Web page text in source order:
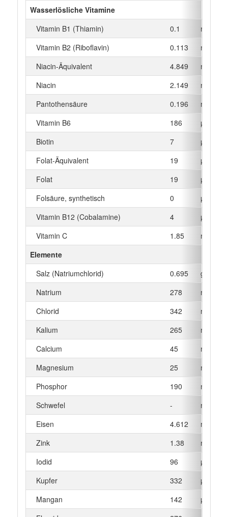
Wasserlösliche Vitamine
Vitamin B1 (Thiamin)
0.1
mg
Vitamin B2 (Riboflavin)
0.113
mg
Niacin-Äquivalent
4.849
mg
Niacin
2.149
mg
Pantothensäure
0.196
mg
Vitamin B6
186
µg
Biotin
7
µg
Folat-Äquivalent
19
µg
Folat
19
µg
Folsäure, synthetisch
0
µg
Vitamin B12 (Cobalamine)
4
µg
Vitamin C
1.85
mg
Elemente
Salz (Natriumchlorid)
0.695
g
Natrium
278
mg
Chlorid
342
mg
Kalium
265
mg
Calcium
45
mg
Magnesium
25
mg
Phosphor
190
mg
Schwefel
-
mg
Eisen
4.612
mg
Zink
1.38
mg
Iodid
96
µg
Kupfer
332
µg
Mangan
142
µg